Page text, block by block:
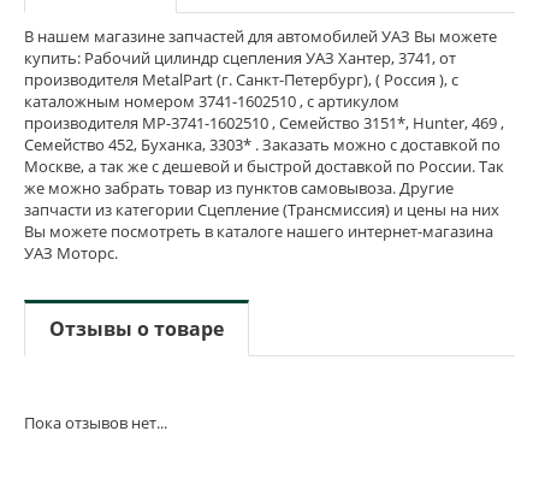
В нашем магазине запчастей для автомобилей УАЗ Вы можете
купить: Рабочий цилиндр сцепления УАЗ Хантер, 3741, от
производителя MetalPart (г. Санкт-Петербург), ( Россия ), с
каталожным номером 3741-1602510 , с артикулом
производителя MP-3741-1602510 , Семейство 3151*, Hunter, 469 ,
Семейство 452, Буханка, 3303* . Заказать можно с доставкой по
Москве, а так же с дешевой и быстрой доставкой по России. Так
же можно забрать товар из пунктов самовывоза. Другие
запчасти из категории Сцепление (Трансмиссия) и цены на них
Вы можете посмотреть в каталоге нашего интернет-магазина
УАЗ Моторс.
Отзывы о товаре
Пока отзывов нет...